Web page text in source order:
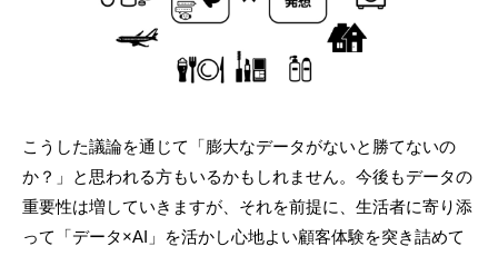
こうした議論を通じて「膨大なデータがないと勝てないの
か？」と思われる方もいるかもしれません。今後もデータの
重要性は増していきますが、それを前提に、生活者に寄り添
って「データ×AI」を活かし心地よい顧客体験を突き詰めて